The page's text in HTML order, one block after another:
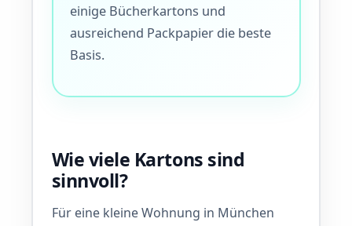
einige Bücherkartons und
ausreichend Packpapier die beste
Basis.
Wie viele Kartons sind
sinnvoll?
Für eine kleine Wohnung in München